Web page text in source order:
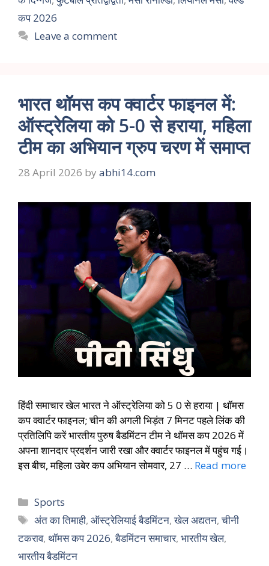
कप 2026
Leave a comment
भारत थॉमस कप क्वार्टर फाइनल में:
ऑस्ट्रेलिया को 5-0 से हराया, महिला
टीम का अभियान ग्रुप चरण में समाप्त
28 April 2026 by abhi14.com
हिंदी समाचार खेल भारत ने ऑस्ट्रेलिया को 5 0 से हराया | थॉमस
कप क्वार्टर फाइनल; चीन की अगली भिड़ंत 7 मिनट पहले लिंक की
प्रतिलिपि करें भारतीय पुरुष बैडमिंटन टीम ने थॉमस कप 2026 में
अपना शानदार प्रदर्शन जारी रखा और क्वार्टर फाइनल में पहुंच गई।
इस बीच, महिला उबेर कप अभियान सोमवार, 27 … Read more
Sports
अंत का तिमाही,ऑस्ट्रेलियाई बैडमिंटन,खेल अद्यतन,चीनी
टकराव, थॉमस कप 2026,बैडमिंटन समाचार, भारतीय खेल,
भारतीय बैडमिंटन